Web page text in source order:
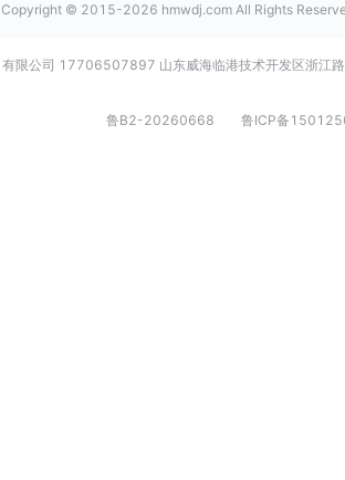
Copyright © 2015-2026 hmwdj.com All Rights
有限公司 17706507897 山东威海临港技术开发区浙江
鲁B2-20260668 鲁ICP备